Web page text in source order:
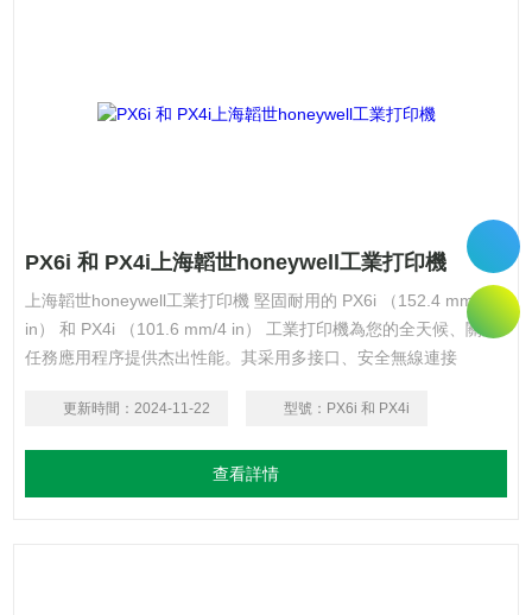
PX6i 和 PX4i上海韜世honeywell工業打印機
上海韜世honeywell工業打印機 堅固耐用的 PX6i （152.4 mm/6
in） 和 PX4i （101.6 mm/4 in） 工業打印機為您的全天候、關鍵
任務應用程序提供杰出性能。其采用多接口、安全無線連接
可縮放。更新時間： 2024-11-22 型號： PX6i 和 PX4i
查看詳情